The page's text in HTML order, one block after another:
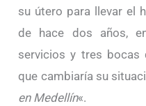
su útero para llevar el
de hace dos años,
servicios y tres bocas
que cambiaría su
en Medellín«.